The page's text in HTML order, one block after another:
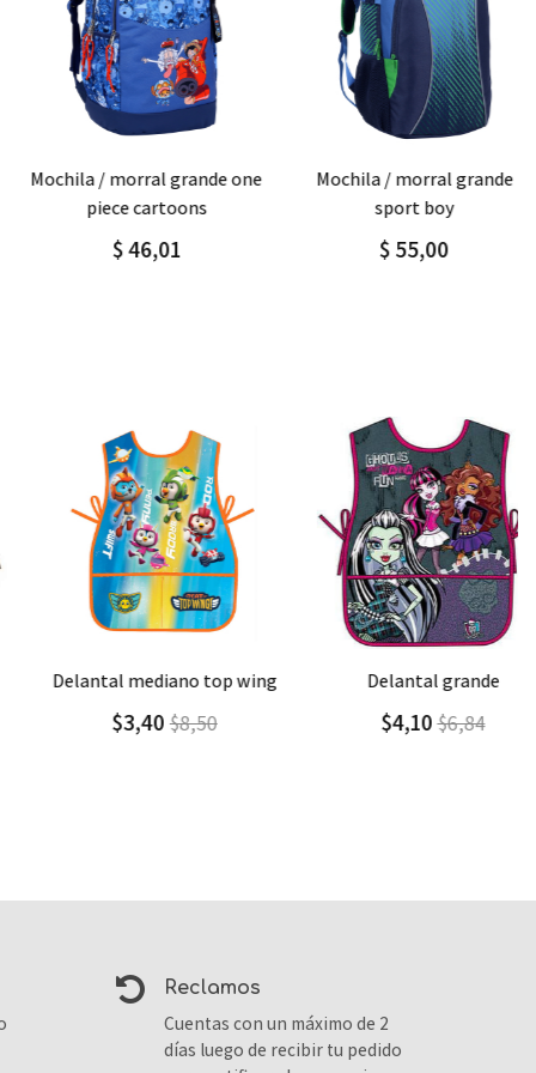
Agregar Detalle
mochila / morral grande one
piece cartoons
$ 46,01
Agregar Detalle
mochila / morral grande
sport boy
$ 55,00
Agregar Detalle
delantal mediano top wing
$3,40$8,50
Agregar Detalle
delantal grande
$4,10$6,84
reclamos
Cuentas con un máximo de 2
días luego de recibir tu pedido